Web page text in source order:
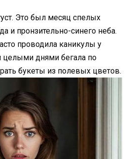
Это был месяц спелых
и пронзительно-синего неба.
проводила каникулы у
днями бегала по
букеты из полевых цветов.